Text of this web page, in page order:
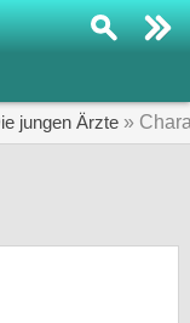
jungen Ärzte »